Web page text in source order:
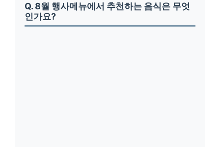
Q. 8월 행사메뉴에서 추천하는 음식은 무엇
인가요?